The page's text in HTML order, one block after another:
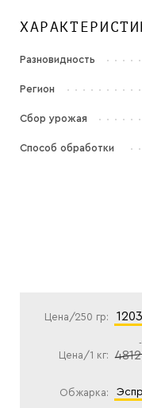
Разновидность
Регион
Сбор урожая
Способ обработки
Цена/250 гр:
Цена/1 кг:
Обжарка: